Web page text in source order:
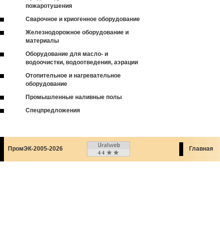
пожаротушения
Сварочное и криогенное оборудование
Железнодорожное оборудование и
материалы
Оборудование для масло- и
водоочистки, водоотведения, аэрации
Отопительное и нагревательное
оборудование
Промышленные наливные полы
Спецпредложения
ПромЭК-2005-2026 Главная